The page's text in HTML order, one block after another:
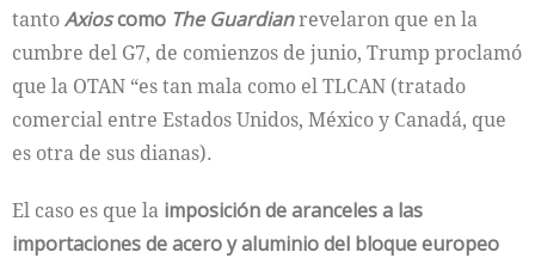
tantoAxioscomo The Guardianrevelaron que en la
cumbre del G7, de comienzos de junio, Trump proclamó
que la OTAN “es tan mala como el TLCAN (tratado
comercial entre Estados Unidos, México y Canadá, que
es otra de sus dianas).
El caso es que la imposición de aranceles a las
importaciones de acero y aluminio del bloque europeo